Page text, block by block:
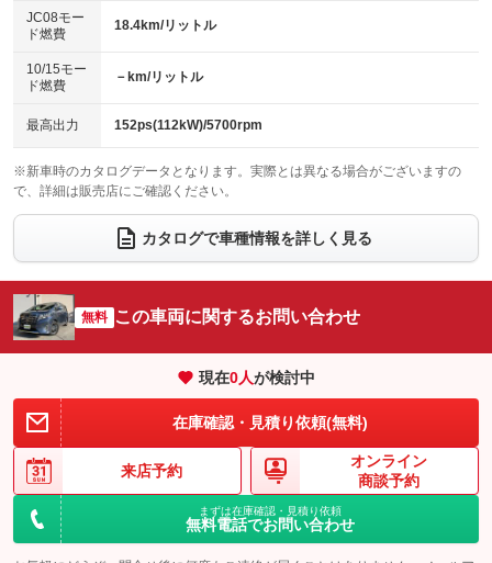
電動格納ミラー
：装備あり
：装備なし
パワーシート
ベンチシート
：装備なし
チップアップシート
：装備あり
：装備なし ：装備なし
ウォークスルー
：装備なし
電動リアゲート フロントカメラ
：装備あり
：装備なし ：装備あり
サイドカメラ
：装備あり ルーフレール
：装備なし
：装備なし
：装備あり
JC08モー
ド燃費
18.4km/リットル
10/15モー
ド燃費
－km/リットル
最高出力 152ps(112kW)/5700rpm
※新車時のカタログデータとなります。実際とは異なる場合がございますの
で、詳細は販売店にご確認ください。
カタログで車種情報を詳しく見る
無料 この車両に関するお問い合わせ
現在0人が検討中
在庫確認・見積り依頼(無料)
来店予約
オンライン
商談予約
まずは在庫確認・見積り依頼
無料電話でお問い合わせ